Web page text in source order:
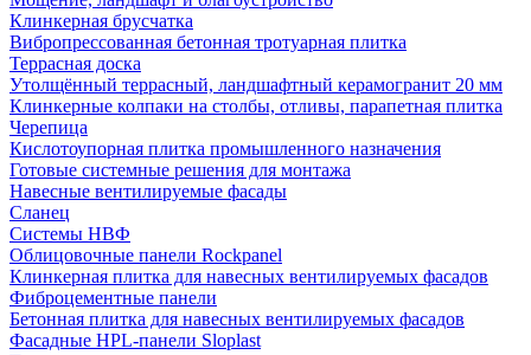
Клинкерная брусчатка
Вибропрессованная бетонная тротуарная плитка
Террасная доска
Утолщённый террасный, ландшафтный керамогранит 20 мм
Клинкерные колпаки на столбы, отливы, парапетная плитка
Черепица
Кислотоупорная плитка промышленного назначения
Готовые системные решения для монтажа
Навесные вентилируемые фасады
Сланец
Системы НВФ
Облицовочные панели Rockpanel
Клинкерная плитка для навесных вентилируемых фасадов
Фиброцементные панели
Бетонная плитка для навесных вентилируемых фасадов
Фасадные HPL-панели Sloplast